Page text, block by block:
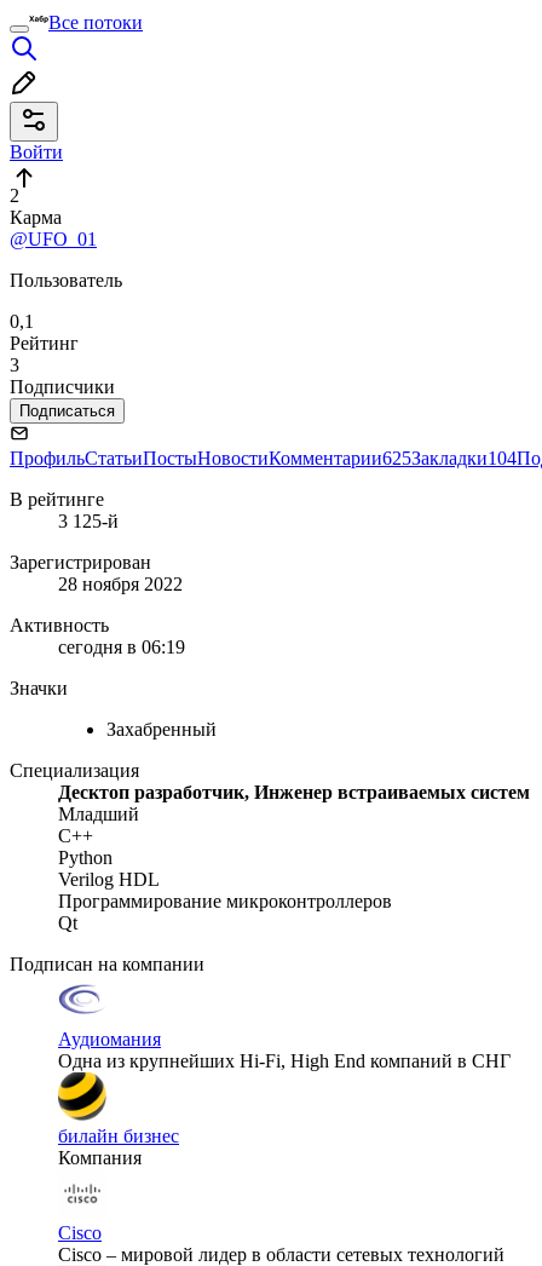
Все потоки
Войти
2
Карма
@UFO_01
Пользователь
0,1
Рейтинг
3
Подписчики
Подписаться
ПрофильСтатьиПостыНовостиКомментарии625Закладки104
В рейтинге
3 125-й
Зарегистрирован
28 ноября 2022
Активность
сегодня в 06:19
Значки
Захабренный
Специализация
Десктоп разработчик, Инженер встраиваемых систем
Младший
C++
Python
Verilog HDL
Программирование микроконтроллеров
Qt
Подписан на компании
Аудиомания
Одна из крупнейших Hi-Fi, High End компаний в СНГ
билайн бизнес
Компания
Cisco
Cisco – мировой лидер в области сетевых технологий